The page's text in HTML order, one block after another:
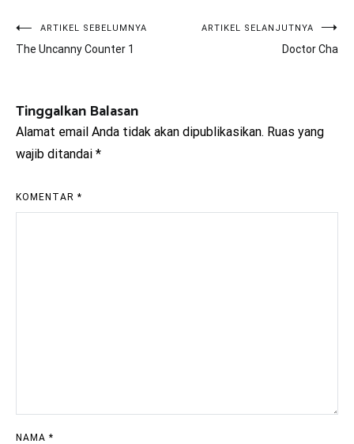
Navigasi
pos
ARTIKEL SEBELUMNYA
The Uncanny Counter 1
ARTIKEL SELANJUTNYA
Doctor Cha
Tinggalkan Balasan
Alamat email Anda tidak akan dipublikasikan. Ruas yang
wajib ditandai *
KOMENTAR *
NAMA *